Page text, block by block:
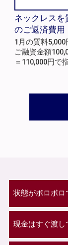
ネックレス
のご返済費用
1月の質料5,000
ご融資金額
＝110,000円で
状態がボロボロ
現金はすぐ渡し